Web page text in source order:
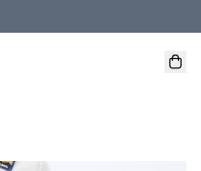
於 本地送貨、本地取貨 )